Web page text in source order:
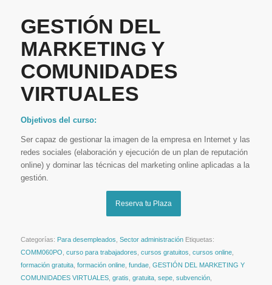
GESTIÓN DEL
MARKETING Y
COMUNIDADES
VIRTUALES
Objetivos del curso:
Ser capaz de gestionar la imagen de la empresa en Internet y las
redes sociales (elaboración y ejecución de un plan de reputación
online) y dominar las técnicas del marketing online aplicadas a la
gestión.
Reserva tu Plaza
Categorías: Para desempleados Sector administración Etiquetas:
COMM060PO curso para trabajadores cursos gratuitos cursos online,
formación gratuita, formación online, fundae, GESTIÓN DEL MARKETING Y
COMUNIDADES VIRTUALES, gratis gratuita, sepe, subvención,